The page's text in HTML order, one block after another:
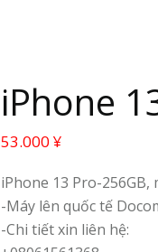
iPhone
53.000 ¥
iPhone 13 Pro-256GB,
-Máy lên quốc tế
-Chi tiết xin liên hệ: